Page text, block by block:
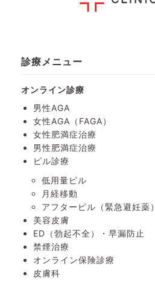
診療メニュー
オンライン診療
男性AGA
女性AGA（FAGA）
女性肥満症治療
男性肥満症治療
ピル診療
低用量ピル
月経移動
アフターピル （緊急避妊薬）
美容皮膚
ED（勃起不全）・ 早漏防止
禁煙治療
オンライン保険診療
皮膚科